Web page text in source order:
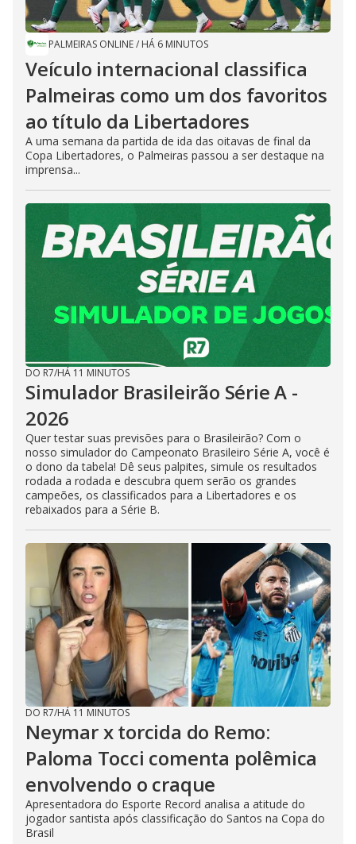
PALMEIRAS ONLINE/ HÁ 6 MINUTOS
Veículo internacional classifica
Palmeiras como um dos favoritos
ao título da Libertadores
A uma semana da partida de ida das oitavas de final da
Copa Libertadores, o Palmeiras passou a ser destaque na
imprensa...
DO R7/HÁ 11 MINUTOS
Simulador Brasileirão Série A -
2026
Quer testar suas previsões para o Brasileirão? Com o
nosso simulador do Campeonato Brasileiro Série A, você é
o dono da tabela! Dê seus palpites, simule os resultados
rodada a rodada e descubra quem serão os grandes
campeões, os classificados para a Libertadores e os
rebaixados para a Série B.
DO R7/HÁ 11 MINUTOS
Neymar x torcida do Remo:
Paloma Tocci comenta polêmica
envolvendo o craque
Apresentadora do Esporte Record analisa a atitude do
jogador santista após classificação do Santos na Copa do
Brasil